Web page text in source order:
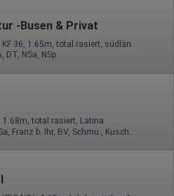
-Busen & Privat
23 Jahre, 75C, KF 36, 1.65m, total rasiert, südländisch
DT, NSa, NSp
1.68m, total rasiert, Latina